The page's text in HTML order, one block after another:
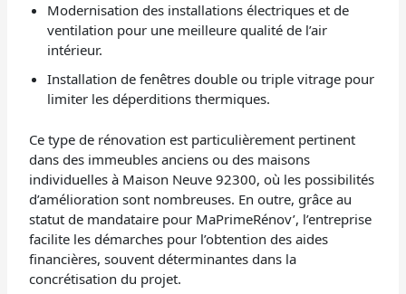
Modernisation des installations électriques et de
ventilation pour une meilleure qualité de l’air
intérieur.
Installation de fenêtres double ou triple vitrage pour
limiter les déperditions thermiques.
Ce type de rénovation est particulièrement pertinent
dans des immeubles anciens ou des maisons
individuelles à Maison Neuve 92300, où les possibilités
d’amélioration sont nombreuses. En outre, grâce au
statut de mandataire pour MaPrimeRénov’, l’entreprise
facilite les démarches pour l’obtention des aides
financières, souvent déterminantes dans la
concrétisation du projet.